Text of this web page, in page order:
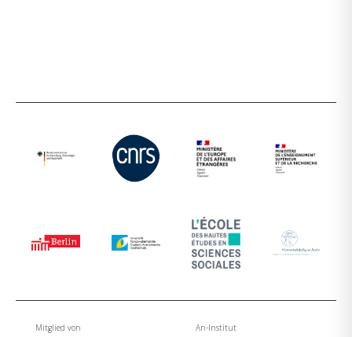
Mitglied von An-Institut